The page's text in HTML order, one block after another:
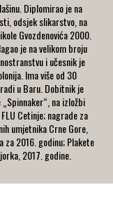
Diplomirao je na
odsjek slikarstvo, na
Gvozdenovića 2000.
je na velikom broju
i učesnik je
Ima više od 30
u Baru. Dobitnik je
na izložbi
Cetinje; nagrade za
umjetnika Crne Gore,
za 2016. godinu; Plakete
2017. godine.